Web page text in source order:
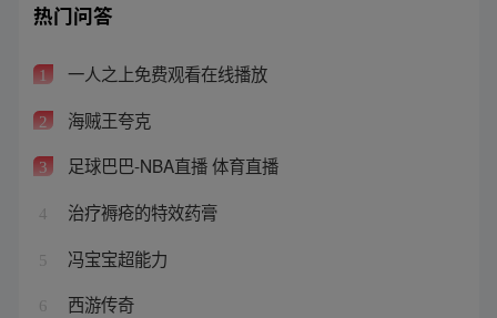
热门问答
1 一人之上免费观看在线播放
2 海贼王夸克
3 足球巴巴-NBA直播 体育直播
4 治疗褥疮的特效药膏
5 冯宝宝超能力
6 西游传奇